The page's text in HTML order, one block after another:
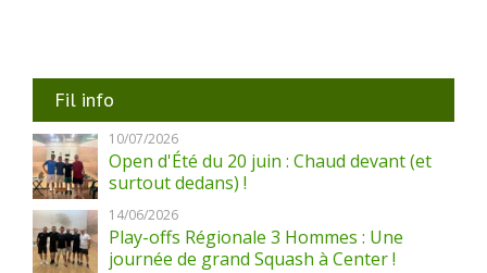
Fil info
10/07/2026
Open d'Été du 20 juin : Chaud devant (et
surtout dedans) !
14/06/2026
Play-offs Régionale 3 Hommes : Une
journée de grand Squash à Center !